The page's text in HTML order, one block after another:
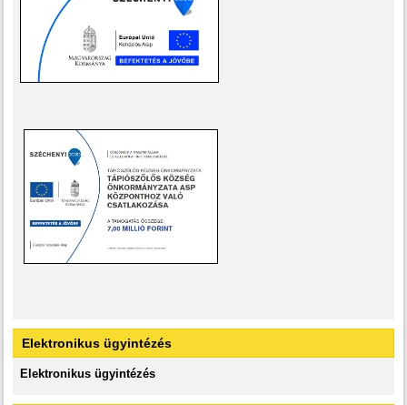
Elektronikus ügyintézés
Elektronikus ügyintézés